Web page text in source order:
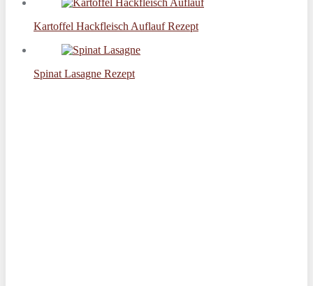
Kartoffel Hackfleisch Auflauf Rezept
Spinat Lasagne Rezept